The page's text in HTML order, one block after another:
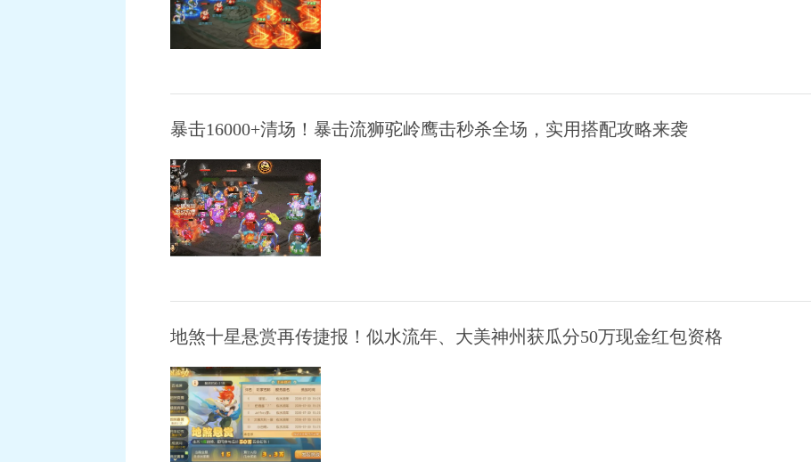
暴击16000+清场！暴击流狮驼岭鹰击秒杀全场，实用搭配攻略来袭
地煞十星悬赏再传捷报！似水流年、大美神州获瓜分50万现金红包资格